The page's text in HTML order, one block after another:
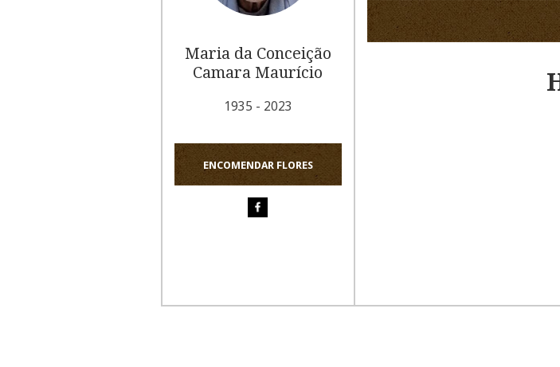
Maria da Conceição
Camara Maurício
1935 - 2023
ENCOMENDAR FLORES